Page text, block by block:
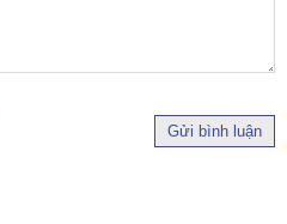
Gửi bình luận